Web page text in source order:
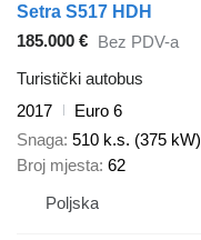
Setra S517 HDH
185.000 €
Bez PDV-a
Turistički autobus
2017
Euro 6
Snaga 510 k.s. (375 kW)
Broj mjesta 62
Poljska